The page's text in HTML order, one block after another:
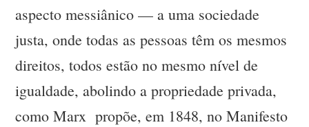
aspecto messiânico — a uma sociedade
justa, onde todas as pessoas têm os mesmos
direitos, todos estão no mesmo nível de
igualdade, abolindo a propriedade privada,
como Marx propõe, em 1848, no Manifesto